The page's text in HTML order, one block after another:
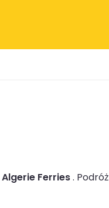
Algerie Ferries. Podróż